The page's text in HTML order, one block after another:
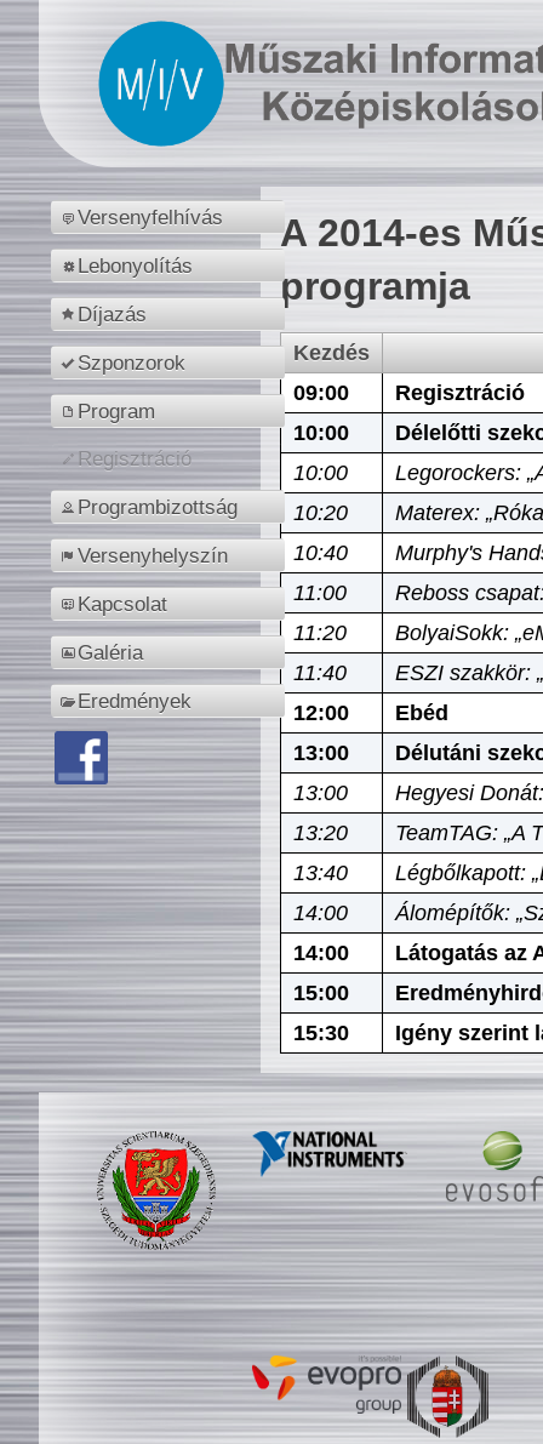
Versenyfelhívás
Lebonyolítás
Díjazás
Szponzorok
Program
Regisztráció
Programbizottság
Versenyhelyszín
Kapcsolat
Galéria
Eredmények
A 2014-es
programja
Kezdés
09:00
Regisztráció
10:00
Délelőtti
10:00
Legorockers:
10:20
Materex:
10:40
Murphy's
11:00
Reboss
11:20
BolyaiSokk:
11:40
ESZI szakkör:
12:00
Ebéd
13:00
Délutáni
13:00
Hegyesi
13:20
TeamTAG: „A
13:40
Légbőlkapott:
14:00
Álomépítők:
14:00
Látogatás az
15:00
15:30
Igény szerint